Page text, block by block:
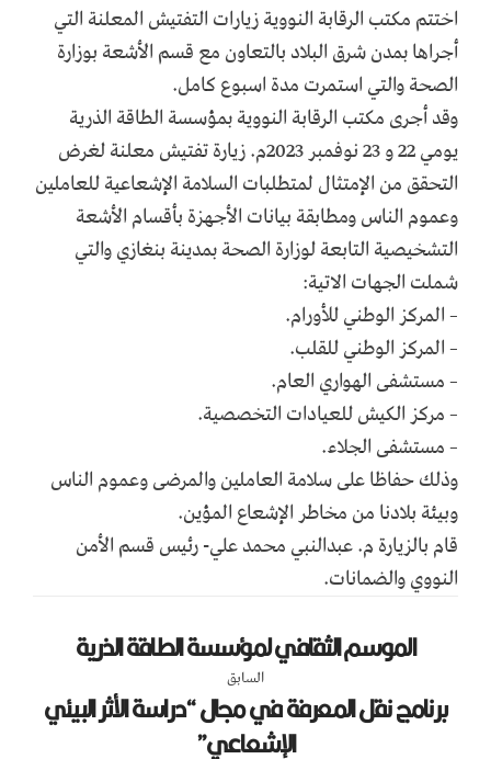
اختتم مكتب الرقابة النووية زيارات التفتيش المعلنة التي
أجراها بمدن شرق البلاد بالتعاون مع قسم الأشعة بوزارة
الصحة والتي استمرت مدة اسبوع كامل.
وقد أجرى مكتب الرقابة النووية بمؤسسة الطاقة الذرية
يومي 22 و 23 نوفمبر 2023م. زيارة تفتيش معلنة لغرض
التحقق من الإمتثال لمتطلبات السلامة الإشعاعية للعاملين
وعموم الناس ومطابقة بيانات الأجهزة بأقسام الأشعة
التشخيصية التابعة لوزارة الصحة بمدينة بنغازي والتي
شملت الجهات الاتية:
– المركز الوطني للأورام.
– المركز الوطني للقلب.
– مستشفى الهواري العام.
– مركز الكيش للعيادات التخصصية.
– مستشفى الجلاء.
وذلك حفاظا على سلامة العاملين والمرضى وعموم الناس
وبيئة بلادنا من مخاطر الإشعاع المؤين.
قام بالزيارة م. عبدالنبي محمد علي- رئيس قسم الأمن
النووي والضمانات.
الموسم الثقافي لمؤسسة الطاقة الذرية
السابق
برنامج نقل المعرفة في مجال “دراسة الأثر البيئي
الإشعاعي”